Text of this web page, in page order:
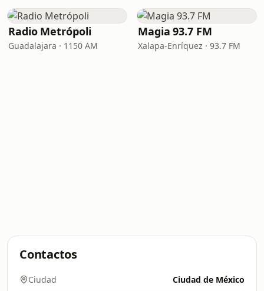
Radio Metrópoli
Guadalajara · 1150 AM
Magia 93.7 FM
Xalapa-Enríquez · 93.7 FM
Contactos
Ciudad Ciudad de México